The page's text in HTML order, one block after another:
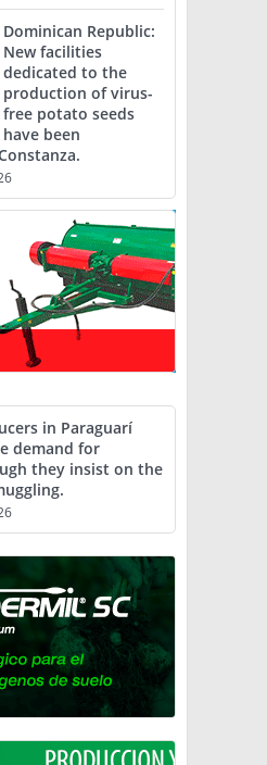
Dominican Republic:
New facilities
dedicated to the
production of virus-
free potato seeds
have been
in Paraguarí
demand for
they insist on the